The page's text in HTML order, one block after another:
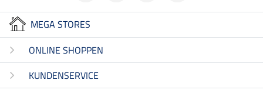
MEGA STORES
ONLINE SHOPPEN
KUNDENSERVICE